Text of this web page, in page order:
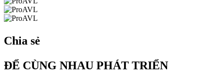
Chia sẻ
ĐỂ CÙNG NHAU PHÁT TRIỂN